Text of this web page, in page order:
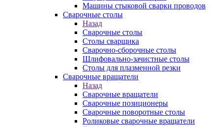
Машины стыковой сварки проводов
Сварочные столы
Назад
Сварочные столы
Столы сварщика
Сварочно-сборочные столы
Шлифовально-зачистные столы
Столы для плазменной резки
Сварочные вращатели
Назад
Сварочные вращатели
Сварочные позиционеры
Сварочные поворотные столы
Роликовые сварочные вращатели